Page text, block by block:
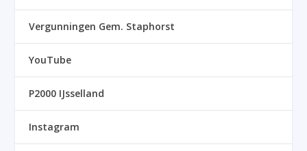
Vergunningen Gem. Staphorst
YouTube
P2000 IJsselland
Instagram